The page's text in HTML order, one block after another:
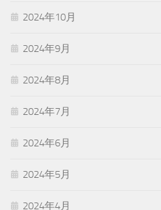
2024年10月
2024年9月
2024年8月
2024年7月
2024年6月
2024年5月
2024年4月